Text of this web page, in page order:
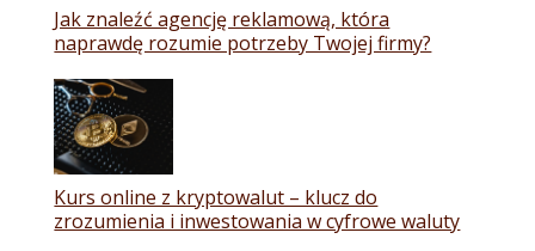
Jak znaleźć agencję reklamową, która
naprawdę rozumie potrzeby Twojej firmy?
Kurs online z kryptowalut – klucz do
zrozumienia i inwestowania w cyfrowe waluty